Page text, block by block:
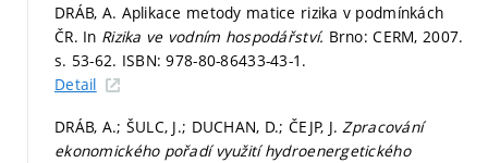
DRÁB, A. Aplikace metody matice rizika v podmínkách
ČR. In Rizika ve vodním hospodářství. Brno: CERM, 2007.
s. 53-62. ISBN: 978-80-86433-43-1.
Detail
DRÁB, A.; ŠULC, J.; DUCHAN, D.; ČEJP, J.Zpracování
ekonomického pořadí využití hydroenergetického